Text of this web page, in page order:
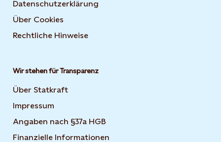
Datenschutzerklärung
Über Cookies
Rechtliche Hinweise
Wir stehen für Transparenz
Über Statkraft
Impressum
Angaben nach §37a HGB
Finanzielle Informationen